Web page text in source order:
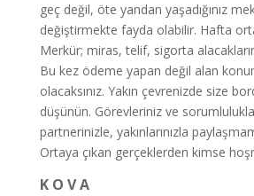
geç değil, öte yandan yaşadığınız
değiştirmekte fayda olabilir. Hafta
Merkür; miras, telif, sigorta
Bu kez ödeme yapan değil alan
olacaksınız. Yakın çevrenizde size
düşünün. Görevleriniz ve
partnerinizle, yakınlarınızla
Ortaya çıkan gerçeklerden kimse
K O V A